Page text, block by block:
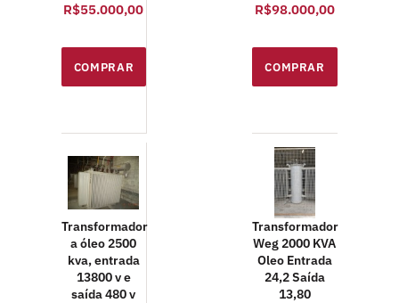
R$55.000,00 R$98.000,00
Transformador
a óleo 2500
kva, entrada
13800 v e
saída 480 v
Transformador
Weg 2000 KVA
Oleo Entrada
24,2 Saída
13,80